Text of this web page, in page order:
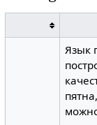
Язык